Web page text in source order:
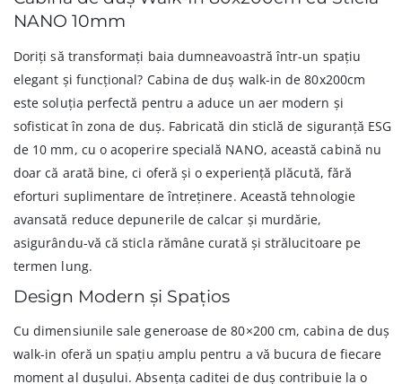
NANO 10mm
Doriți să transformați baia dumneavoastră într-un spațiu
elegant și funcțional? Cabina de duș walk-in de 80x200cm
este soluția perfectă pentru a aduce un aer modern și
sofisticat în zona de duș. Fabricată din sticlă de siguranță ESG
de 10 mm, cu o acoperire specială NANO, această cabină nu
doar că arată bine, ci oferă și o experiență plăcută, fără
eforturi suplimentare de întreținere. Această tehnologie
avansată reduce depunerile de calcar și murdărie,
asigurându-vă că sticla rămâne curată și strălucitoare pe
termen lung.
Design Modern și Spațios
Cu dimensiunile sale generoase de 80×200 cm, cabina de duș
walk-in oferă un spațiu amplu pentru a vă bucura de fiecare
moment al dușului. Absența caditei de duș contribuie la o